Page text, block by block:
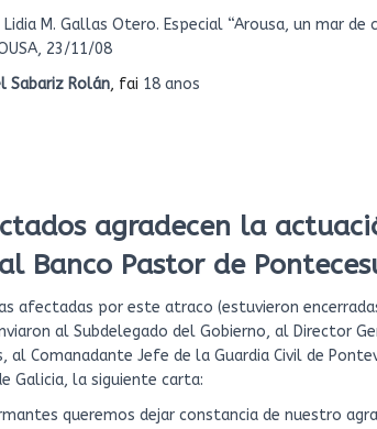
M. Gallas Otero. Especial “Arousa, un mar de
23/11/08
Sabariz Rolán, fai 18 anos
agradecen la
Banco Pastor de
afectadas por este atraco (estuvieron
al Subdelegado del Gobierno, al Director
al Comanadante Jefe de la Guardia Civil de
Galicia, la siguiente carta:
queremos dejar constancia de nuestro